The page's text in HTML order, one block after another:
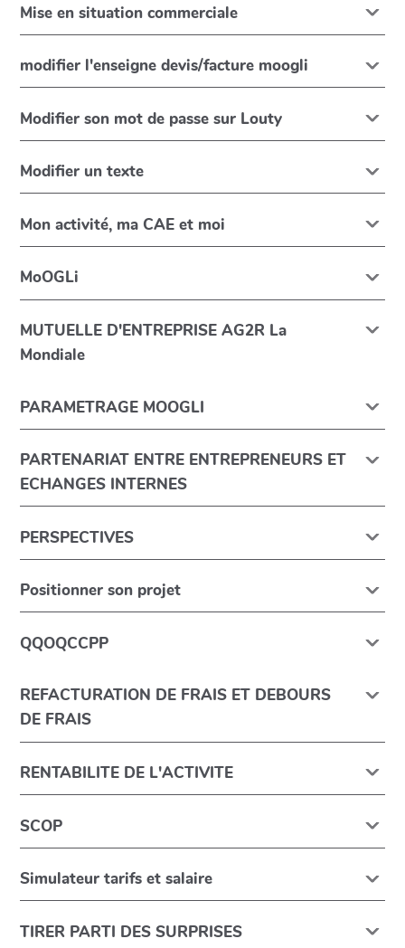
Mise en situation commerciale
modifier l'enseigne devis/facture moogli
Modifier son mot de passe sur Louty
Modifier un texte
Mon activité, ma CAE et moi
MoOGLi
MUTUELLE D'ENTREPRISE AG2R La
Mondiale
PARAMETRAGE MOOGLI
PARTENARIAT ENTRE ENTREPRENEURS ET
ECHANGES INTERNES
PERSPECTIVES
Positionner son projet
QQOQCCPP
REFACTURATION DE FRAIS ET DEBOURS
DE FRAIS
RENTABILITE DE L'ACTIVITE
SCOP
Simulateur tarifs et salaire
TIRER PARTI DES SURPRISES